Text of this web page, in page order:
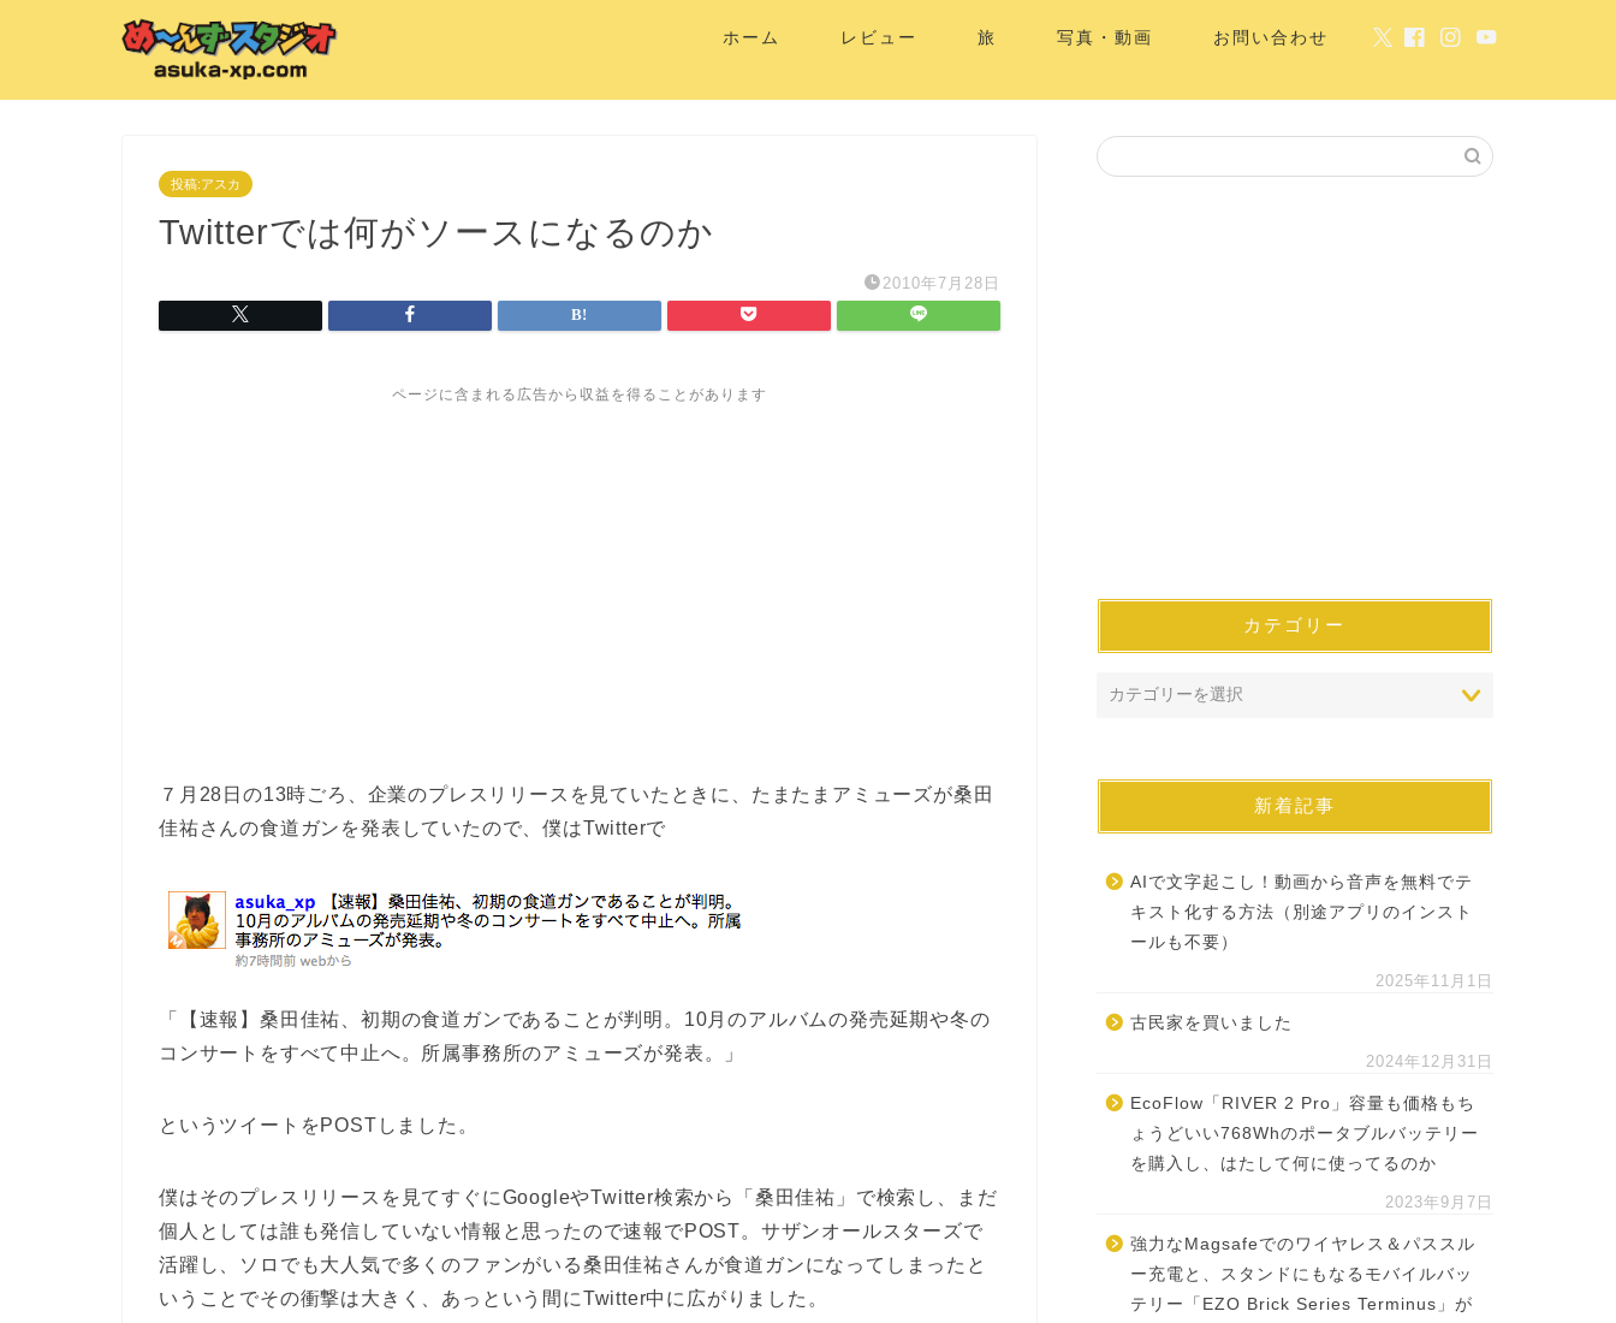
ホーム レビュー 旅 写真・動画 お問い合わせ
投稿:アスカ
Twitterでは何がソースになるのか
2010年7月28日
ページに含まれる広告から収益を得ることがあります
７月28日の13時ごろ、企業のプレスリリースを見ていたときに、たまたまアミューズが桑田
佳祐さんの食道ガンを発表していたので、僕はTwitterで
「【速報】桑田佳祐、初期の食道ガンであることが判明。10月のアルバムの発売延期や冬の
コンサートをすべて中止へ。所属事務所のアミューズが発表。」
というツイートをPOSTしました。
僕はそのプレスリリースを見てすぐにGoogleやTwitter検索から「桑田佳祐」で検索し、まだ
個人としては誰も発信していない情報と思ったので速報でPOST。サザンオールスターズで
活躍し、ソロでも大人気で多くのファンがいる桑田佳祐さんが食道ガンになってしまったと
いうことでその衝撃は大きく、あっという間にTwitter中に広がりました。
カテゴリー
新着記事
AIで文字起こし！動画から音声を無料でテ
キスト化する方法（別途アプリのインスト
ールも不要）
2025年11月1日
古民家を買いました
2024年12月31日
EcoFlow「RIVER 2 Pro」容量も価格もち
ょうどいい768Whのポータブルバッテリー
を購入し、はたして何に使ってるのか
2023年9月7日
強力なMagsafeでのワイヤレス＆パススル
ー充電と、スタンドにもなるモバイルバッ
テリー「EZO Brick Series Terminus」が